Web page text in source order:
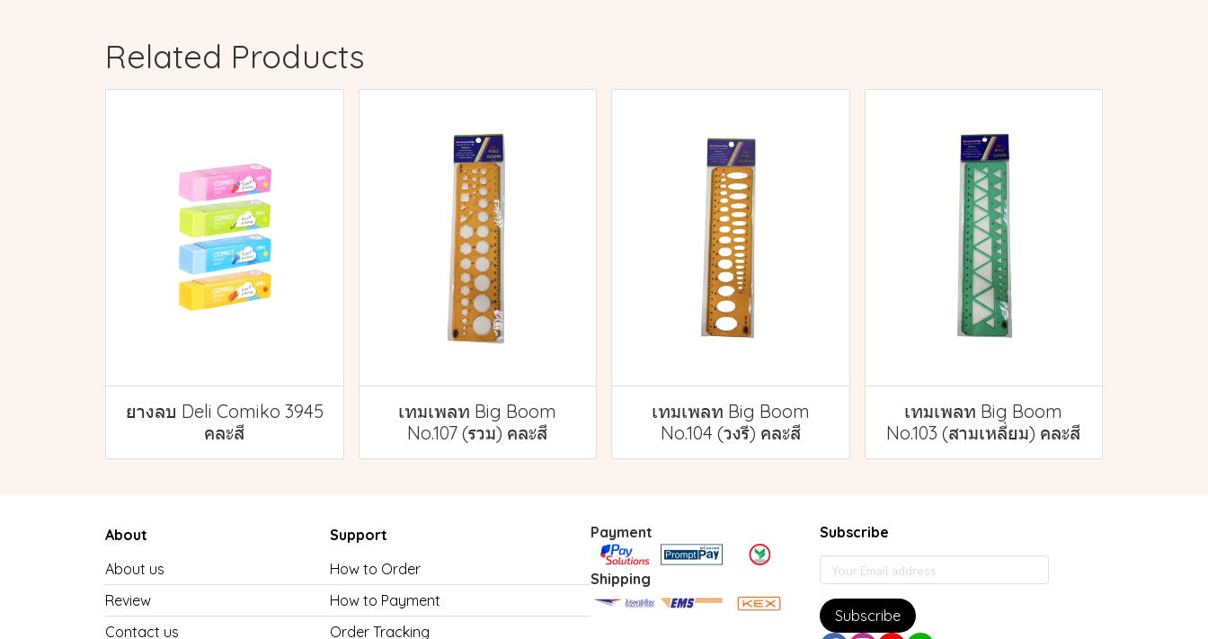
Related Products
ยางลบ Deli Comiko 3945
คละสี
เทมเพลท Big Boom
No.107 (รวม) คละสี
เทมเพลท Big Boom
No.104 (วงรี) คละสี
เทมเพลท Big Boom
No.103 (สามเหลี่ยม) คละสี
About
About us
Review
Contact us
Support
How to Order
How to Payment
Order Tracking
Payment
Shipping
Subscribe
Subscribe